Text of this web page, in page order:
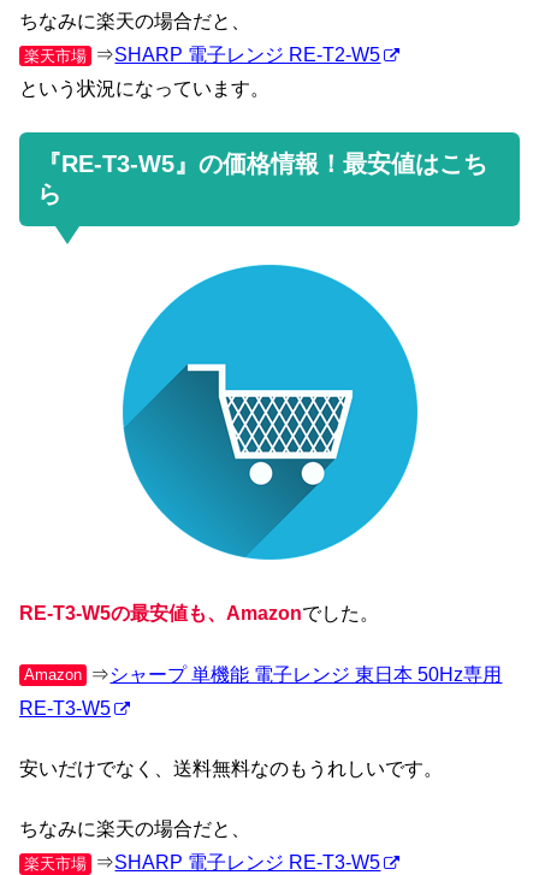
ちなみに楽天の場合だと、
楽天市場 ⇒SHARP 電子レンジ RE-T2-W5
という状況になっています。
『RE-T3-W5』の価格情報！最安値はこち
ら
RE-T3-W5の最安値も、Amazonでした。
Amazon ⇒シャープ 単機能 電子レンジ 東日本 50Hz専用
RE-T3-W5
安いだけでなく、送料無料なのもうれしいです。
ちなみに楽天の場合だと、
楽天市場 ⇒SHARP 電子レンジ RE-T3-W5